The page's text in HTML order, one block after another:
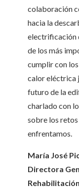
colaboración
hacia la
electrificación
de los más
cumplir con
calor eléctrica
futuro de la
charlado con
sobre los retos
enfrentamos.
María José
Directora